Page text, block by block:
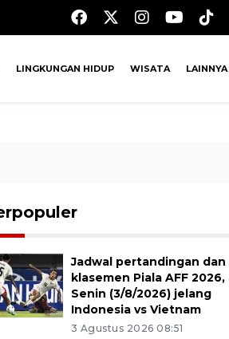
LINGKUNGAN HIDUP WISATA LAINNYA
Jadwal pertandingan dan
klasemen Piala AFF 2026,
Senin (3/8/2026) jelang
Indonesia vs Vietnam
3 Agustus 2026 08:51